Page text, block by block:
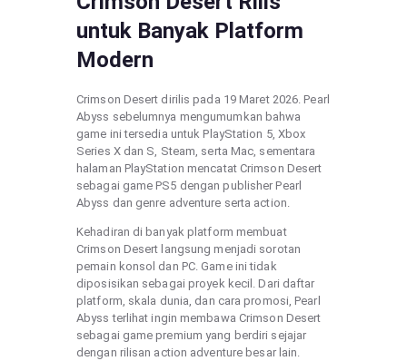
untuk Banyak Platform
Modern
Crimson Desert dirilis pada 19 Maret 2026. Pearl
Abyss sebelumnya mengumumkan bahwa
game ini tersedia untuk PlayStation 5, Xbox
Series X dan S, Steam, serta Mac, sementara
halaman PlayStation mencatat Crimson Desert
sebagai game PS5 dengan publisher Pearl
Abyss dan genre adventure serta action.
Kehadiran di banyak platform membuat
Crimson Desert langsung menjadi sorotan
pemain konsol dan PC. Game ini tidak
diposisikan sebagai proyek kecil. Dari daftar
platform, skala dunia, dan cara promosi, Pearl
Abyss terlihat ingin membawa Crimson Desert
sebagai game premium yang berdiri sejajar
dengan rilisan action adventure besar lain.